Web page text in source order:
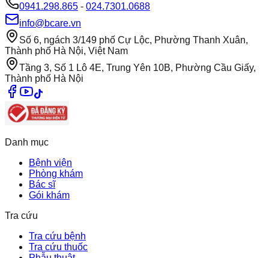
0941.298.865 - 024.7301.0688
info@bcare.vn
Số 6, ngách 3/149 phố Cự Lộc, Phường Thanh Xuân,
Thành phố Hà Nội, Việt Nam
Tầng 3, Số 1 Lô 4E, Trung Yên 10B, Phường Cầu Giấy,
Thành phố Hà Nội
Danh mục
Bệnh viện
Phòng khám
Bác sĩ
Gói khám
Tra cứu
Tra cứu bệnh
Tra cứu thuốc